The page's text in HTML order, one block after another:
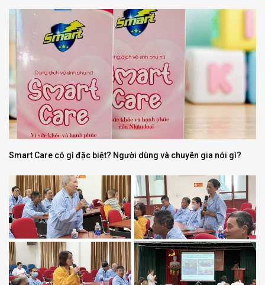
Smart Care có gì đặc biệt? Người dùng và chuyên gia nói gì?